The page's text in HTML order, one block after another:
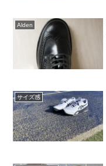
Alden
サイズ感